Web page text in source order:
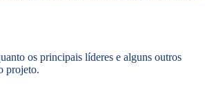
os principais líderes e alguns outros
projeto.